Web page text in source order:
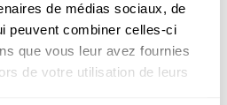
de médias sociaux, de
peuvent combiner celles-ci
que vous leur avez fournies
de votre utilisation de leurs
FNR
en hausse pour la